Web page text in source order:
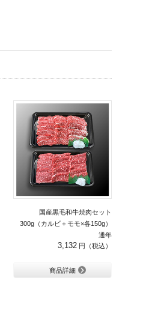
国産黒毛和牛焼肉セット
300g（カルビ＋モモ×各150g）
通年
3,132
商品詳細